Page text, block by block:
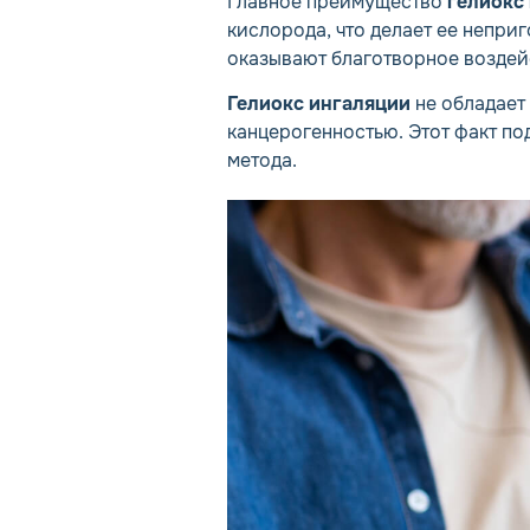
кислорода, что делает ее
оказывают благотворное
Гелиокс ингаляции не
канцерогенностью. Этот факт
метода.